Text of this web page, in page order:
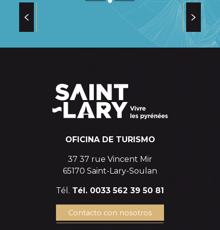
VISITAS OBLIGADAS RELACIONADAS CON
OFICINA DE TURISMO
37 37 rue Vincent Mir
65170 Saint-Lary-Soulan
Tél. Tél. 0033 562 39 50 81
Contacto con nosotros